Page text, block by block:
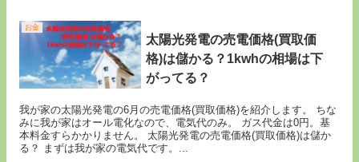
お金
太陽光発電の売電価格(買取価
格)は儲かる？1kwhの相場は下
がってる？
我が家の太陽光発電の6月の売電価格(買取価格)を紹介します。 ちな
みに我が家はオール電化なので、電気代のみ。 ガス代金は0円。基
本料金すらかかりません。 太陽光発電の売電価格(買取価格)は儲か
る？ まずは我が家の電気代です。...